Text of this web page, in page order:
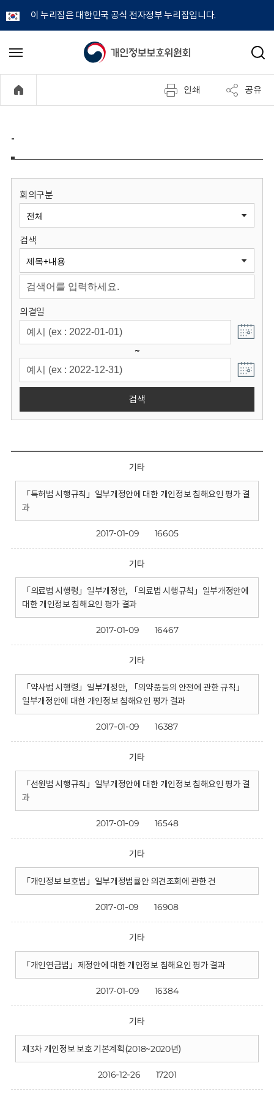
이 누리집은 대한민국 공식 전자정부 누리집입니다.
개
정
보
원
회
메
기
검
인쇄 공유
-
회의구분
검색
의결일
~
검색
기타
「특허법 시행규칙」일부개정안에 대한 개인정보 침해요인 평가 결
과
2017-01-09 16605
기타
「의료법 시행령」일부개정안, 「의료법 시행규칙」일부개정안에
대한 개인정보 침해요인 평가 결과
2017-01-09 16467
기타
「약사법 시행령」일부개정안, 「의약품등의 안전에 관한 규칙」
일부개정안에 대한 개인정보 침해요인 평가 결과
2017-01-09 16387
기타
「선원법 시행규칙」일부개정안에 대한 개인정보 침해요인 평가 결
과
2017-01-09 16548
기타
「개인정보 보호법」일부개정법률안 의견조회에 관한 건
2017-01-09 16908
기타
「개인연금법」제정안에 대한 개인정보 침해요인 평가 결과
2017-01-09 16384
기타
제3차 개인정보 보호 기본계획(2018~2020년)
2016-12-26 17201